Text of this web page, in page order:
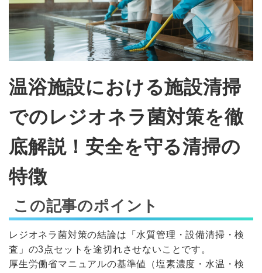
温浴施設における施設清掃
でのレジオネラ菌対策を徹
底解説！安全を守る清掃の
特徴
この記事のポイント
レジオネラ菌対策の結論は「水質管理・設備清掃・検
査」の3点セットを途切れさせないことです。
厚生労働省マニュアルの基準値（塩素濃度・水温・検